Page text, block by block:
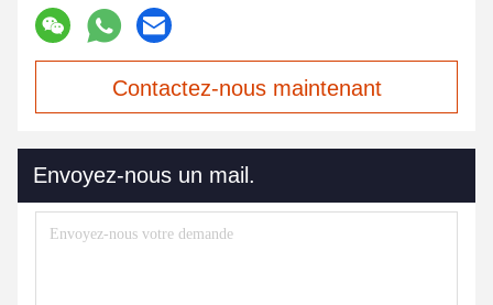
Contactez-nous maintenant
Envoyez-nous un mail.